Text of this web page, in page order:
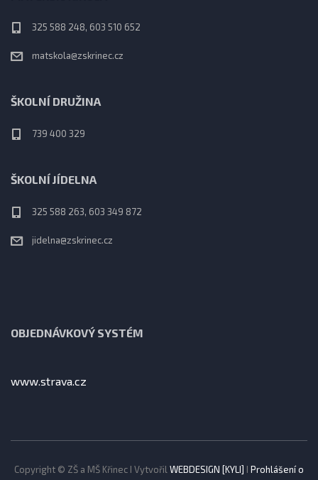
325 588 248, 603 510 652
matskola@zskrinec.cz
ŠKOLNÍ DRUŽINA
739 400 329
ŠKOLNÍ JÍDELNA
325 588 263, 603 349 872
jidelna@zskrinec.cz
OBJEDNÁVKOVÝ SYSTÉM
www.strava.cz
Copyright © ZŠ a MŠ Křinec I Vytvořil WEBDESIGN [KYLI] I Prohlášení o